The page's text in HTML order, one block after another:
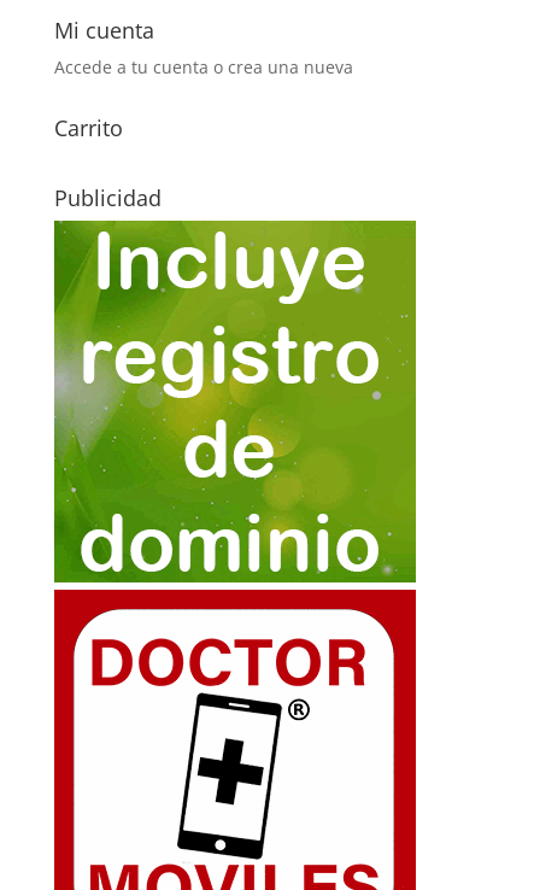
Mi cuenta
Accede a tu cuenta o crea una nueva
Carrito
Publicidad